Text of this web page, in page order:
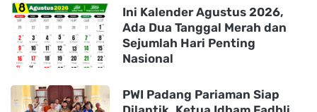
Ini Kalender Agustus 2026,
Ada Dua Tanggal Merah dan
Sejumlah Hari Penting
Nasional
PWI Padang Pariaman Siap